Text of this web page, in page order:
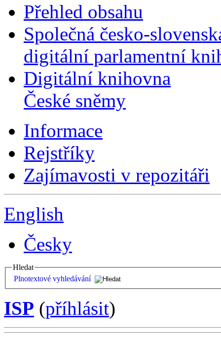
Přehled obsahu
Společná česko-
digitální parlamentní
Digitální knihovna
České sněmy
Informace
Rejstříky
Zajímavosti v repozitáři
English
Česky
Hledat
Plnotextové vyhledávání
ISP (příhlásit)